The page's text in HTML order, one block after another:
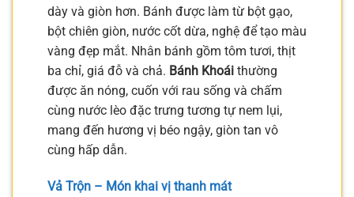
dày và giòn hơn. Bánh được làm từ bột gạo,
bột chiên giòn, nước cốt dừa, nghệ để tạo màu
vàng đẹp mắt. Nhân bánh gồm tôm tươi, thịt
ba chỉ, giá đỗ và chả. Bánh Khoái thường
được ăn nóng, cuốn với rau sống và chấm
cùng nước lèo đặc trưng tương tự nem lụi,
mang đến hương vị béo ngậy, giòn tan vô
cùng hấp dẫn.
Vả Trộn – Món khai vị thanh mát